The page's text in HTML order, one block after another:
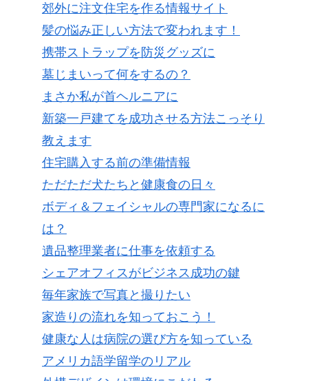
郊外に注文住宅を作る情報サイト
髪の悩み正しい方法で変われます！
携帯ストラップを防災グッズに
墓じまいって何をするの？
まさか私が首ヘルニアに
新築一戸建てを成功させる方法こっそり
教えます
住宅購入する前の準備情報
ただただ犬たちと健康食の日々
ボディ＆フェイシャルの専門家になるに
は？
遺品整理業者に仕事を依頼する
シェアオフィスがビジネス成功の鍵
毎年家族で写真と撮りたい
家造りの流れを知っておこう！
健康な人は病院の選び方を知っている
アメリカ語学留学のリアル